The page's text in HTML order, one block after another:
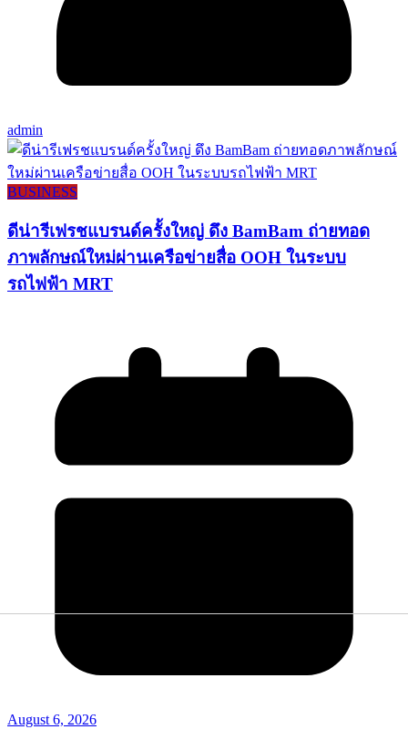
admin
BUSINESS
ดีน่ารีเฟรชแบรนด์ครั้งใหญ่ ดึง BamBam ถ่ายทอด
ภาพลักษณ์ใหม่ผ่านเครือข่ายสื่อ OOH ในระบบ
รถไฟฟ้า MRT
August 6, 2026